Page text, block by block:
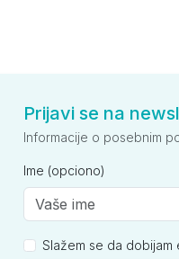
Prijavi se na
Informacije o posebnim
Ime (opciono)
Slažem se da dobijam